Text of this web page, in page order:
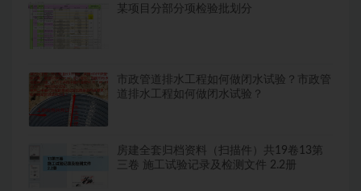
某项目分部分项检验批划分
市政管道排水工程如何做闭水试验？市政管
道排水工程如何做闭水试验？
房建全套归档资料（扫描件）共19卷13第
三卷 施工试验记录及检测文件 2.2册